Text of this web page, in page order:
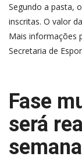
Segundo a pasta,
inscritas. O valor
Mais informações
Secretaria de
Fase
será